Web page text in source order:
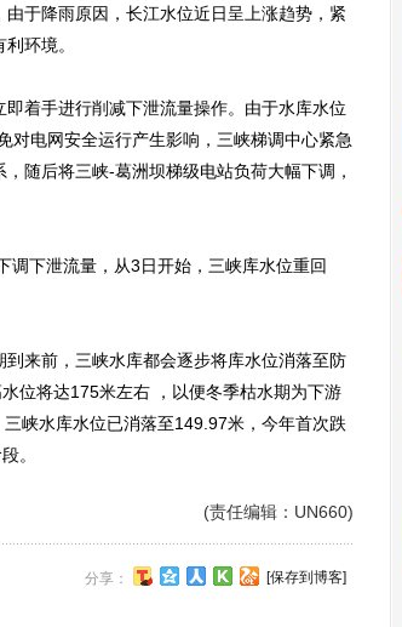
于降雨原因，长江水位近日呈上涨趋势，紧
环境。
着手进行削减下泄流量操作。由于水库水位
对电网安全运行产生影响，三峡梯调中心紧急
随后将三峡-葛洲坝梯级电站负荷大幅下调，
下泄流量，从3日开始，三峡库水位重回
来前，三峡水库都会逐步将库水位消落至防
位将达175米左右 ，以便冬季枯水期为下游
峡水库水位已消落至149.97米，今年首次跌
。
(责任编辑：UN660)
分享： [保存到博客]
南方有乔木 | “科创CP”渐入佳境